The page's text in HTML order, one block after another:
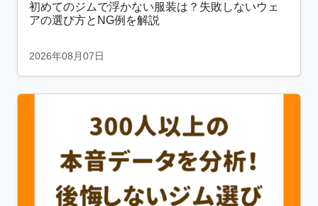
初めてのジムで浮かない服装は？失敗しないウェ
アの選び方とNG例を解説
2026年08月07日